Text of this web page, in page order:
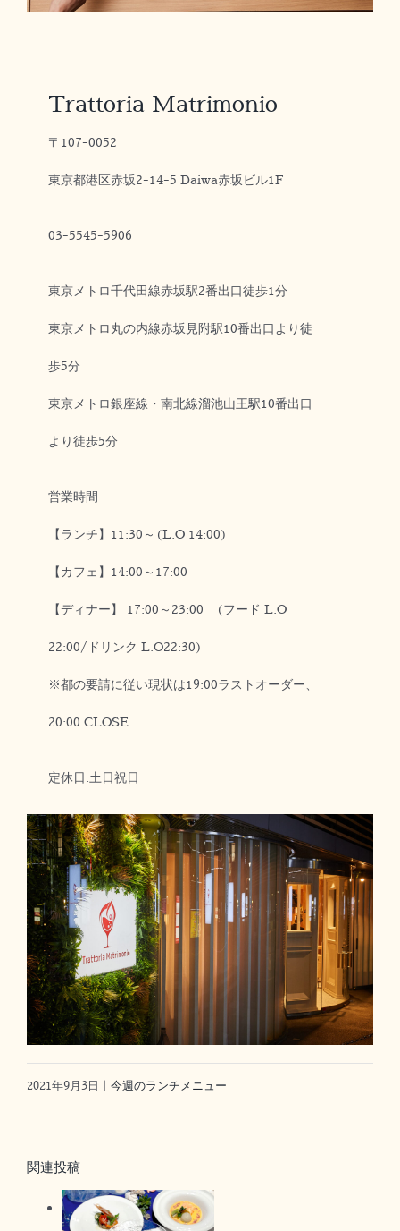
Trattoria Matrimonio
〒107-0052
東京都港区赤坂2-14-5 Daiwa赤坂ビル1F
03-5545-5906
東京メトロ千代田線赤坂駅2番出口徒歩1分
東京メトロ丸の内線赤坂見附駅10番出口より徒
歩5分
東京メトロ銀座線・南北線溜池山王駅10番出口
より徒歩5分
営業時間
【ランチ】11:30～(L.O 14:00)
【カフェ】14:00～17:00
【ディナー】 17:00～23:00 (フード L.O
22:00/ドリンク L.O22:30)
※都の要請に従い現状は19:00ラストオーダー、
20:00 CLOSE
定休日:土日祝日
2021年9月3日 | 今週のランチメニュー
関連投稿